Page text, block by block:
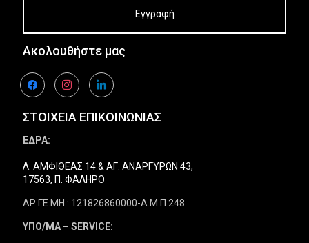
Ακολουθήστε μας
facebookinstagramlinkedin
ΣΤΟΙΧΕΙΑ ΕΠΙΚΟΙΝΩΝΙΑΣ
ΕΔΡΑ:
Λ. ΑΜΦΙΘΕΑΣ 14 & ΑΓ. ΑΝΑΡΓΥΡΩΝ 43,
17563, Π. ΦΑΛΗΡΟ
ΑΡ.ΓΕ.ΜΗ.: 121826860000-Α.Μ.Π 248
ΥΠΟ/ΜΑ – SERVICE: